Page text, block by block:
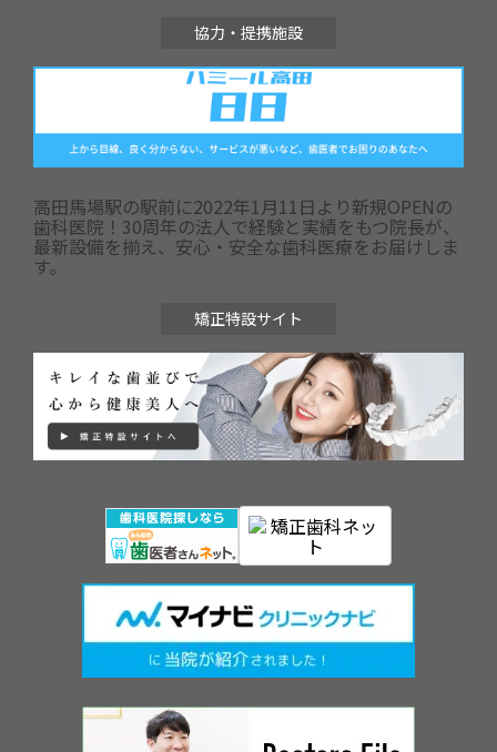
協力・提携施設
高田馬場駅の駅前に2022年1月11日より新規OPENの
歯科医院！30周年の法人で経験と実績をもつ院長が、
最新設備を揃え、安心・安全な歯科医療をお届けしま
す。
矯正特設サイト